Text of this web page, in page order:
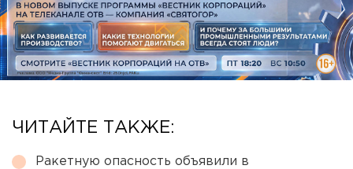
ЧИТАЙТЕ ТАКЖЕ:
Ракетную опасность объявили в